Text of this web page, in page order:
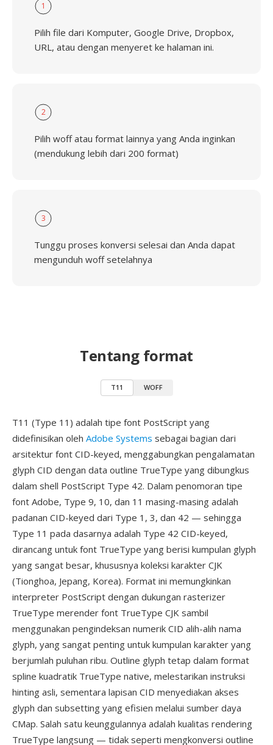
1
Pilih file dari Komputer, Google Drive, Dropbox,
URL, atau dengan menyeret ke halaman ini.
2
Pilih woff atau format lainnya yang Anda inginkan
(mendukung lebih dari 200 format)
3
Tunggu proses konversi selesai dan Anda dapat
mengunduh woff setelahnya
Tentang format
T11 WOFF
T11 (Type 11) adalah tipe font PostScript yang
didefinisikan oleh Adobe Systems sebagai bagian dari
arsitektur font CID-keyed, menggabungkan pengalamatan
glyph CID dengan data outline TrueType yang dibungkus
dalam shell PostScript Type 42. Dalam penomoran tipe
font Adobe, Type 9, 10, dan 11 masing-masing adalah
padanan CID-keyed dari Type 1, 3, dan 42 — sehingga
Type 11 pada dasarnya adalah Type 42 CID-keyed,
dirancang untuk font TrueType yang berisi kumpulan glyph
yang sangat besar, khususnya koleksi karakter CJK
(Tionghoa, Jepang, Korea). Format ini memungkinkan
interpreter PostScript dengan dukungan rasterizer
TrueType merender font TrueType CJK sambil
menggunakan pengindeksan numerik CID alih-alih nama
glyph, yang sangat penting untuk kumpulan karakter yang
berjumlah puluhan ribu. Outline glyph tetap dalam format
spline kuadratik TrueType native, melestarikan instruksi
hinting asli, sementara lapisan CID menyediakan akses
glyph dan subsetting yang efisien melalui sumber daya
CMap. Salah satu keunggulannya adalah kualitas rendering
TrueType langsung — tidak seperti mengkonversi outline